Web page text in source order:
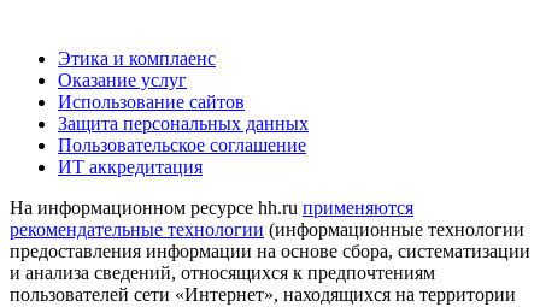
Этика и комплаенс
Оказание услуг
Использование сайтов
Защита персональных данных
Пользовательское соглашение
ИТ аккредитация
На информационном ресурсе hh.ru применяются
рекомендательные технологии (информационные технологии
предоставления информации на основе сбора, систематизации
и анализа сведений, относящихся к предпочтениям
пользователей сети «Интернет», находящихся на территории